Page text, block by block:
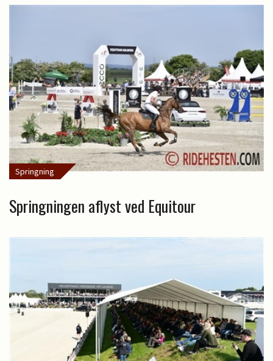
Springning
Springningen aflyst ved Equitour